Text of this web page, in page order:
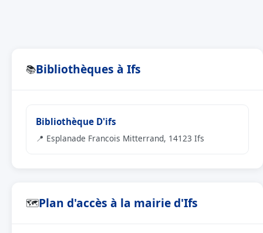
📚Bibliothèques à Ifs
Bibliothèque D'ifs
📍 Esplanade Francois Mitterrand, 14123 Ifs
🗺Plan d'accès à la mairie d'Ifs